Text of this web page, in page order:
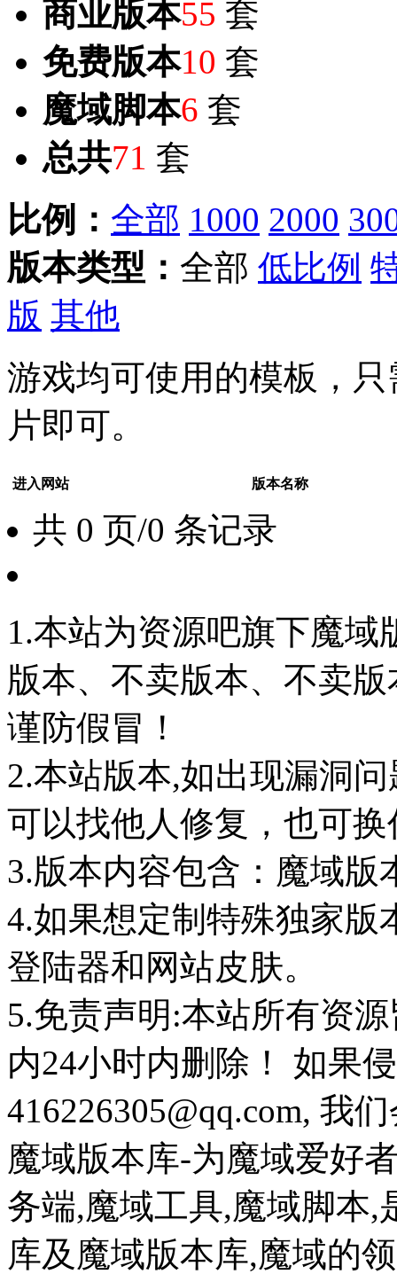
商业版本55 套
免费版本10 套
魔域脚本6 套
总共71 套
比例： 全部 1000 2000
版本类型： 全部 低比例
版 其他
游戏均可使用的模板，
片即可。
进入网站 版本名称
共 0 页/0 条记录
1.本站为资源吧旗下魔
版本、不卖版本、不卖版
谨防假冒！
2.本站版本,如出现漏洞
可以找他人修复，也可
3.版本内容包含：魔域版
4.如果想定制特殊独家
登陆器和网站皮肤。
5.免责声明:本站所有资
内24小时内删除！ 如果
416226305@qq.com, 我
魔域版本库-为魔域爱好
务端,魔域工具,魔域脚本
库及魔域版本库,魔域的